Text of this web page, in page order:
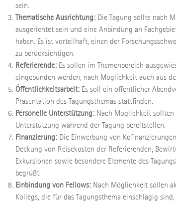
sein.
Thematische Ausrichtung: Die Tagung sollte nach
ausgerichtet sein und eine Anbindung an
haben. Es ist vorteilhaft, einen der
zu berücksichtigen.
Referierende: Es sollen im Themenbereich
eingebunden werden, nach Möglichkeit auch aus
Öffentlichkeitsarbeit: Es soll ein öffentlicher
Präsentation des Tagungsthemas stattfinden.
Personelle Unterstützung: Nach Möglichkeit
Unterstützung während der Tagung bereitstellen.
Finanzierung: Die Einwerbung von
Deckung von Reisekosten der Referierenden,
Exkursionen sowie besondere Elemente des
begrüßt.
Einbindung von Fellows: Nach Möglichkeit sollen
Kollegs, die für das Tagungsthema einschlägig